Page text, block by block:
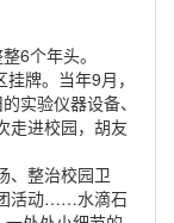
6个年头。
牌。当年9月，
实验仪器设备、
进校园，胡友
、整治校园卫
活动……水滴石